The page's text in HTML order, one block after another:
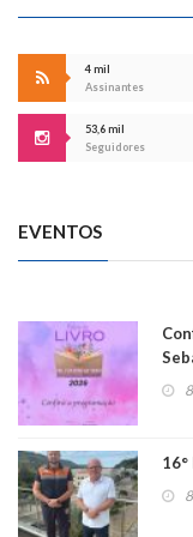
4 mil
Assinantes
53,6 mil
Seguidores
EVENTOS